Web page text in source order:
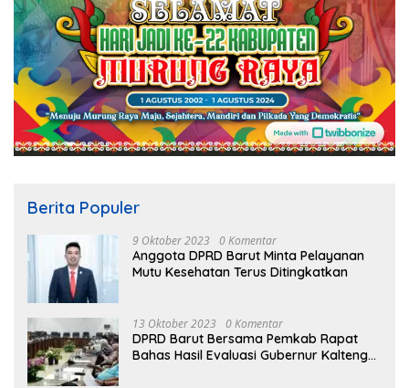
Berita Populer
9 Oktober 2023 0 Komentar
Anggota DPRD Barut Minta Pelayanan
Mutu Kesehatan Terus Ditingkatkan
13 Oktober 2023 0 Komentar
DPRD Barut Bersama Pemkab Rapat
Bahas Hasil Evaluasi Gubernur Kalteng